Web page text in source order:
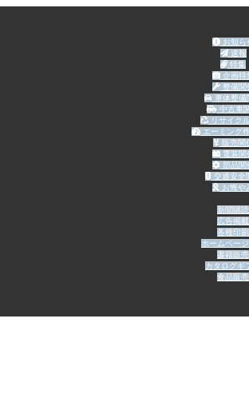
お知ら
速報
特集
企画特
整備関
車体整備
中古車
リサイク
エーミング
販売関
電装関
部品関
交通安全
お悔や
新聞購読
広告掲載
各種印刷
ホームペー
書籍販売
カタログギ
食品販売